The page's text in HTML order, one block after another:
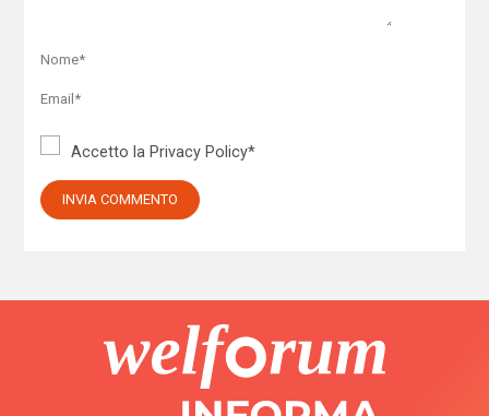
Accetto la Privacy Policy*